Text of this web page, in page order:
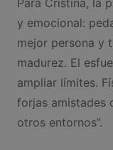
Para Cristina, la
y emocional:
mejor persona y
madurez. El
ampliar límites.
forjas amistades
otros entornos”.